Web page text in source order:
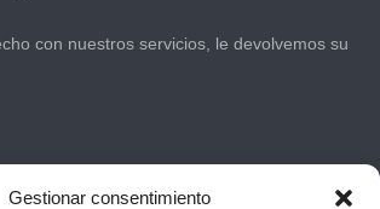
Gestionar consentimiento
con nuestros servicios, le devolvemos su